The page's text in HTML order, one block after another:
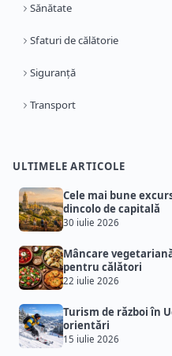
Sănătate
Sfaturi de călătorie
Siguranță
Transport
ULTIMELE ARTICOLE
Cele mai bune
dincolo de capitală
30 iulie 2026
Mâncare
pentru călători
22 iulie 2026
Turism de război în
orientări
15 iulie 2026